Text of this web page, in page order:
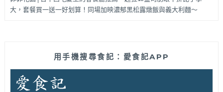
大，套餐買一送一好划算！同場加映濃郁黑松露燉飯與義大利麵～
用手機搜尋食記：愛食記APP